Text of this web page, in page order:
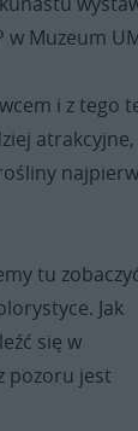
w Muzeum
i z tego
atrakcyjne,
tu
Jak
się w
pozoru jest